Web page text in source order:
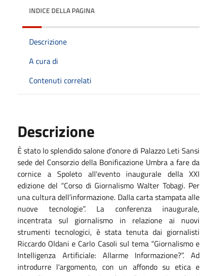
INDICE DELLA PAGINA
Descrizione
A cura di
Contenuti correlati
Descrizione
È stato lo splendido salone d’onore di Palazzo Leti Sansi
sede del Consorzio della Bonificazione Umbra a fare da
cornice a Spoleto all'evento inaugurale della XXI
edizione del “Corso di Giornalismo Walter Tobagi. Per
una cultura dell’informazione. Dalla carta stampata alle
nuove tecnologie”. La conferenza inaugurale,
incentrata sul giornalismo in relazione ai nuovi
strumenti tecnologici, è stata tenuta dai giornalisti
Riccardo Oldani e Carlo Casoli sul tema “Giornalismo e
Intelligenza Artificiale: Allarme Informazione?”. Ad
introdurre l'argomento, con un affondo su etica e